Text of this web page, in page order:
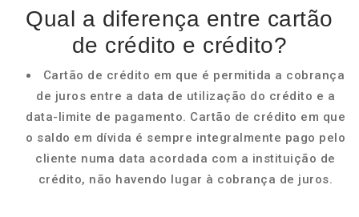
Qual a diferença entre cartão
de crédito e crédito?
Cartão de crédito em que é permitida a cobrança
de juros entre a data de utilização do crédito e a
data-limite de pagamento. Cartão de crédito em que
o saldo em dívida é sempre integralmente pago pelo
cliente numa data acordada com a instituição de
crédito, não havendo lugar à cobrança de juros.